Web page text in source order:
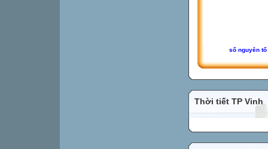
số nguyên tố
Thời tiết TP Vinh